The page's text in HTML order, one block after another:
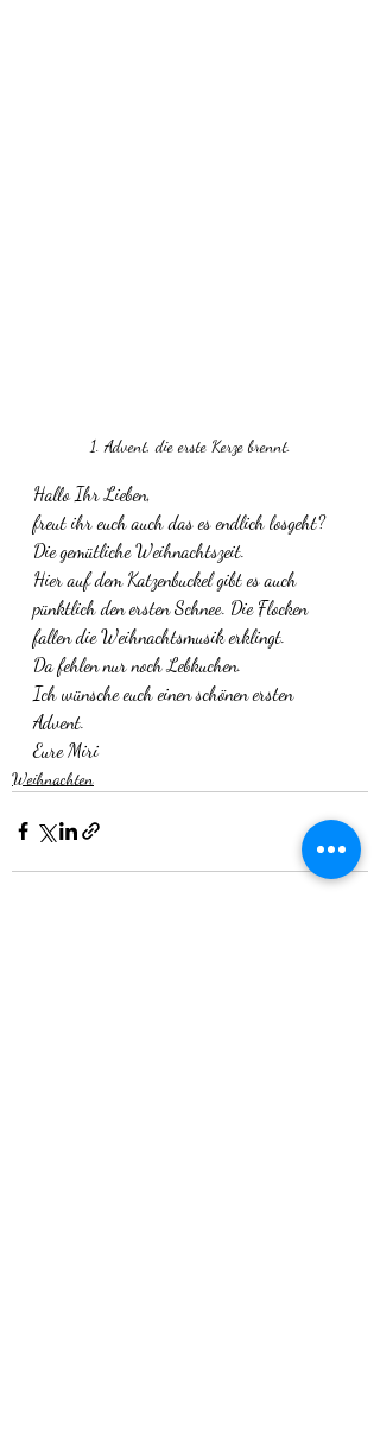
1. Advent, die erste Kerze brennt.
Hallo Ihr Lieben,
freut ihr euch auch das es endlich losgeht?
Die gemütliche Weihnachtszeit.
Hier auf dem Katzenbuckel gibt es auch
pünktlich den ersten Schnee. Die Flocken
fallen die Weihnachtsmusik erklingt.
Da fehlen nur noch Lebkuchen.
Ich wünsche euch einen schönen ersten
Advent.
Eure Miri
Weihnachten